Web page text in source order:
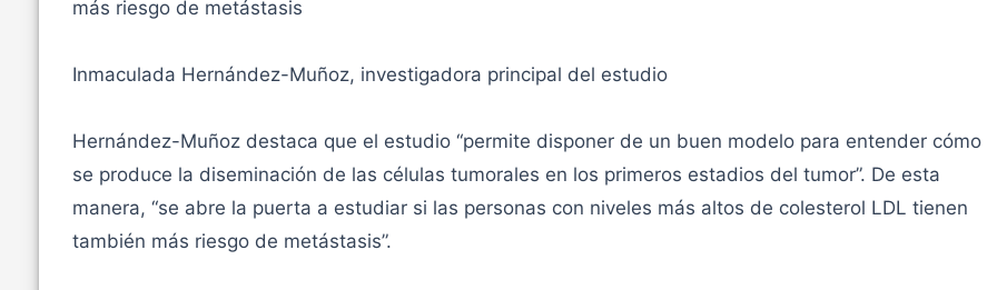
más riesgo de metástasis
Inmaculada Hernández-Muñoz, investigadora principal del estudio
Hernández-Muñoz destaca que el estudio “permite disponer de un buen modelo para entender cómo
se produce la diseminación de las células tumorales en los primeros estadios del tumor”. De esta
manera, “se abre la puerta a estudiar si las personas con niveles más altos de colesterol LDL tienen
también más riesgo de metástasis”.